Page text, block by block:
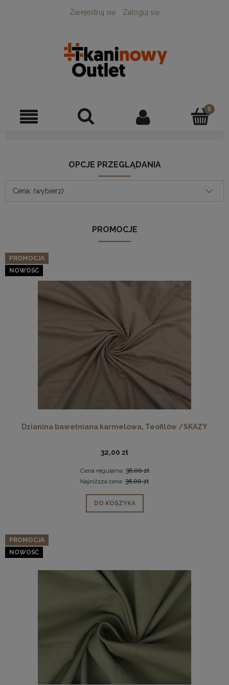
Zarejestruj się Zaloguj się
OPCJE PRZEGLĄDANIA
Cena: (wybierz)
PROMOCJE
Dzianina bawełniana karmelowa, Teofilów /SKAZY
32,00 zł
Cena regularna:36,00 zł
Najniższa cena: 36,00 zł
DO KOSZYKA
PROMOCJA
NOWOŚĆ
PROMOCJA
NOWOŚĆ